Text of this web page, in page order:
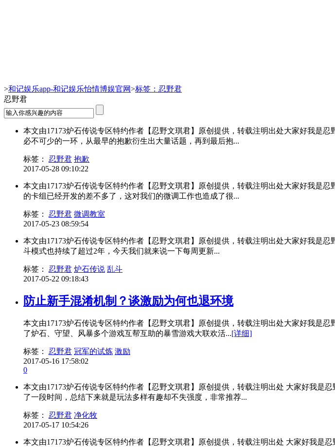
>和记娱乐app-和记娱乐怡情博娱官网>标签：忍野君
忍野君
本文由17173炉石传说专区特约作者【忍野文琪君】原创提供，转载注明出处大家好我是
必不可少的一环，从最早的抱歉衍生出大量话题，再到最后抱...
标签： 忍野君 抱歉
2017-05-28 09:10:22
本文由17173炉石传说专区特约作者【忍野文琪君】原创提供，转载注明出处大家好我是
的卡组已经开发的差不多了，这对我们的微调工作也造成了很...
标签： 忍野君 微调教室
2017-05-23 08:59:54
本文由17173炉石传说专区特约作者【忍野文琪君】原创提供，转载注明出处大家好我是
斗模式也持续了超过2年，今天我们就来说一下每周更新...
标签： 忍野君 炉石传说 乱斗
2017-05-22 09:18:43
防止新手混淆机制？谈激励为何也退环境
本文由17173炉石传说专区特约作者【忍野文琪君】原创提供，转载注明出处大家好我是
了炉石、守望、风暴多个游戏互帮互助的暴雪游戏大联欢活...[详细]
标签： 忍野君 冠军的试炼 激励
2017-05-16 17:58:02
0
本文由17173炉石传说专区特约作者【忍野文琪君】原创提供，转载注明出处 大家好我是
了一段时间，总结下来就是玩法多样有趣却不失强度，非常推荐...
标签： 忍野君 净化牧
2017-05-17 10:54:26
本文由17173炉石传说专区特约作者【忍野文琪君】原创提供，转载注明出处 大家好我是